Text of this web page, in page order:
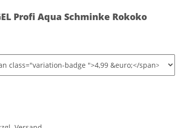
Profi Aqua Schminke Rokoko